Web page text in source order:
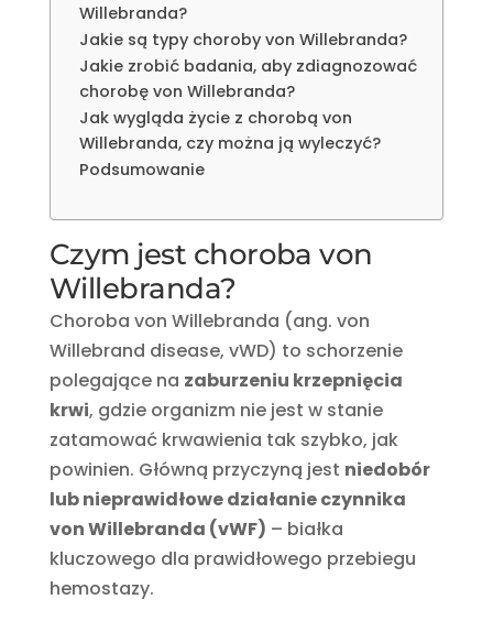
Willebranda?
Jakie są typy choroby von Willebranda?
Jakie zrobić badania, aby zdiagnozować
chorobę von Willebranda?
Jak wygląda życie z chorobą von
Willebranda, czy można ją wyleczyć?
Podsumowanie
Czym jest choroba von
Willebranda?
Choroba von Willebranda (ang. von
Willebrand disease, vWD) to schorzenie
polegające na zaburzeniu krzepnięcia
krwi, gdzie organizm nie jest w stanie
zatamować krwawienia tak szybko, jak
powinien. Główną przyczyną jest niedobór
lub nieprawidłowe działanie czynnika
von Willebranda (vWF) – białka
kluczowego dla prawidłowego przebiegu
hemostazy.